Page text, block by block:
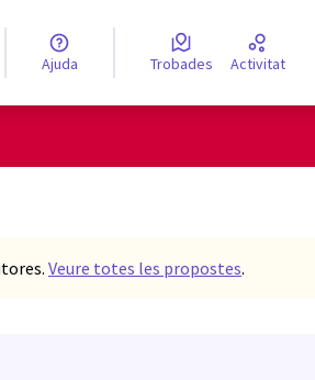
Elegir el idioma
Ajuda Trobades Activitat
Veure totes les propostes.